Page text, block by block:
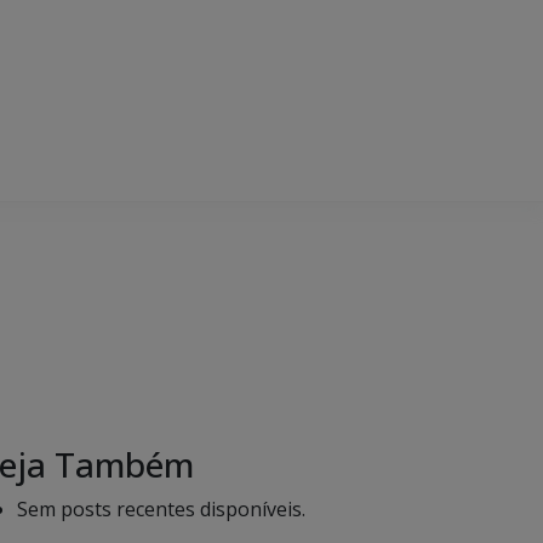
Também
Sem posts recentes disponíveis.